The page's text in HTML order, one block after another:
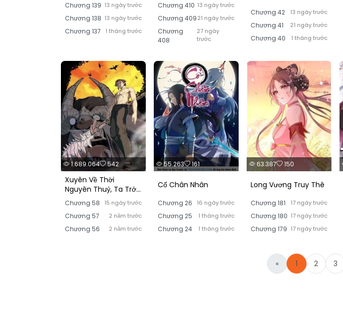
Chương 139 13 ngày trước
Chương 138 13 ngày trước
Chương 137 1 tháng trước
Chương 410 13 ngày trước
Chương 40921 ngày trước
Chương
408
27 ngày
trước
Chương 42 13 ngày trước
Chương 41 21 ngày trước
Chương 40 1 tháng trước
1.689.064 542
Xuyên Về Thời
Nguyên Thuỷ, Ta Trở
Thành Bá Chủ Một
Phương
Chương 58 15 ngày trước
Chương 57 2 năm trước
Chương 56 2 năm trước
55.263 161
Cổ Chân Nhân
Chương 26 16 ngày trước
Chương 25 1 tháng trước
Chương 24 1 tháng trước
63.387 150
Long Vương Truy Thê
Chương 181 17 ngày trước
Chương 180 17 ngày trước
Chương 179 17 ngày trước
« 1 2 3